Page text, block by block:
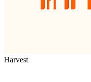
Harvest